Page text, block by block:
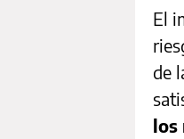
El
de
los